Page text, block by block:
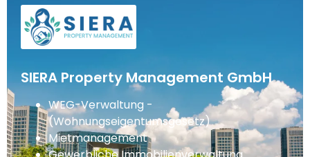
SIERA Property Management GmbH
WEG-Verwaltung -
(Wohnungseigentumsgesetz)
Mietmanagement